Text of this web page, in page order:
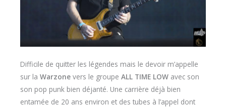
Difficile de quitter les légendes mais le devoir m’appelle
sur la Warzone vers le groupe ALL TIME LOW avec son
son pop punk bien déjanté. Une carrière déjà bien
entamée de 20 ans environ et des tubes à l’appel dont